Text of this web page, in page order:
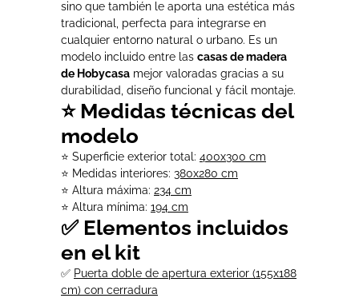
sino que también le aporta una estética más
tradicional, perfecta para integrarse en
cualquier entorno natural o urbano. Es un
modelo incluido entre las casas de madera
de Hobycasa mejor valoradas gracias a su
durabilidad, diseño funcional y fácil montaje.
⭐ Medidas técnicas del
modelo
⭐ Superficie exterior total: 400x300 cm
⭐ Medidas interiores: 380x280 cm
⭐ Altura máxima: 234 cm
⭐ Altura mínima: 194 cm
✅ Elementos incluidos
en el kit
✅ Puerta doble de apertura exterior (155x188
cm) con cerradura